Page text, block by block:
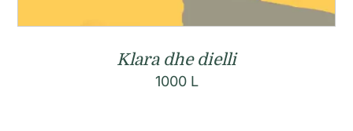
Klara dhe dielli
1000 L